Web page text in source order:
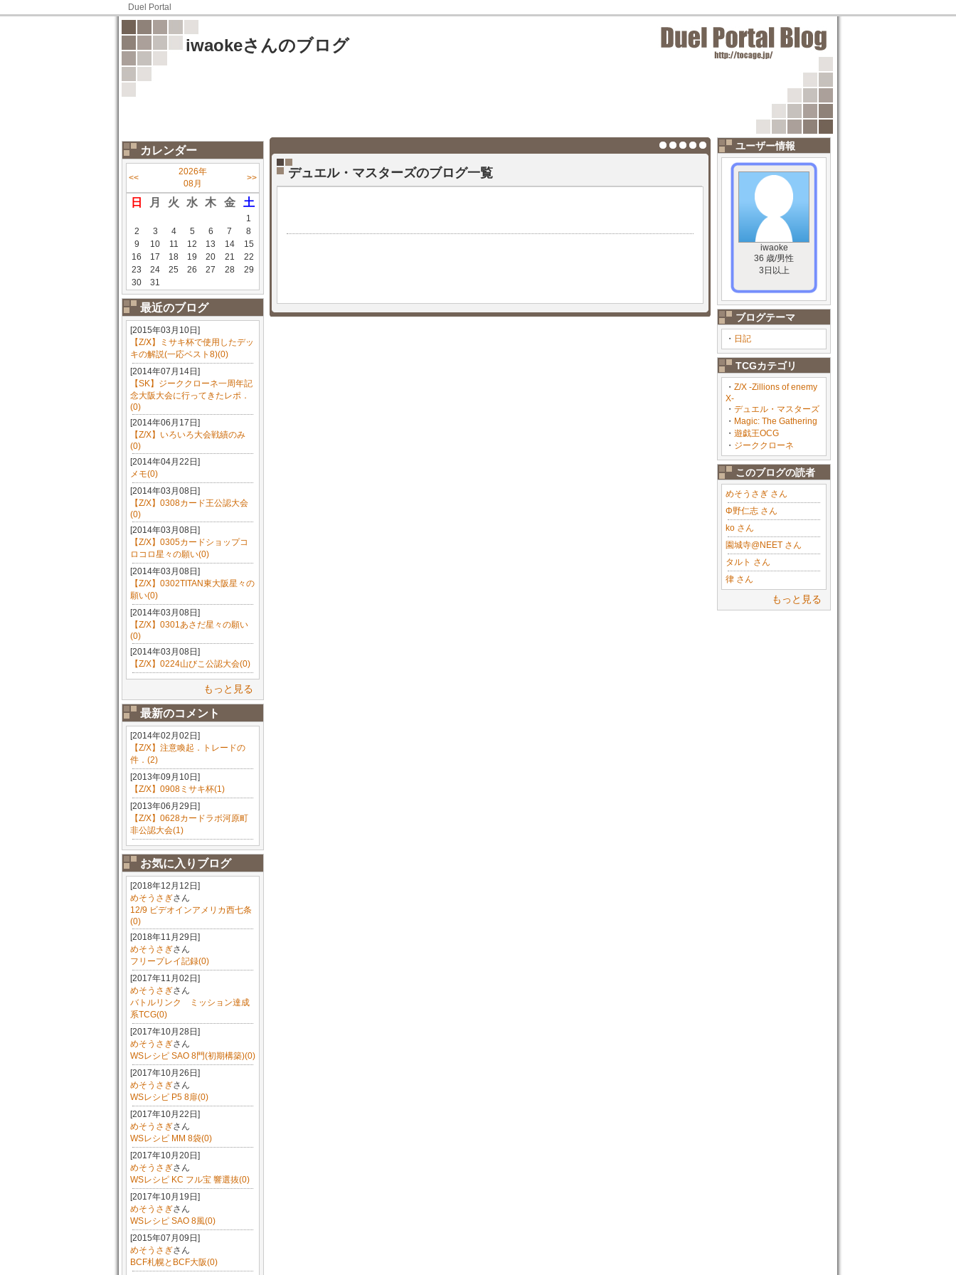
Duel Portal
iwaokeさんのブログ
カレンダー
<<
2026年
08月
>>
日 月 火 水 木 金 土
1
2
3 4 5 6 7
8
9
10 11 12 13 14
15
16
17 18 19 20 21
22
23
24 25 26 27 28
29
30
31
最近のブログ
[2015年03月10日]
【Z/Ⅹ】ミサキ杯で使用したデッ
キの解説(一応ベスト8)(0)
[2014年07月14日]
【SK】ジーククローネ一周年記
念大阪大会に行ってきたレポ．
(0)
[2014年06月17日]
【Z/X】いろいろ大会戦績のみ
(0)
[2014年04月22日]
メモ(0)
[2014年03月08日]
【Z/X】0308カード王公認大会
(0)
[2014年03月08日]
【Z/X】0305カードショップコ
ロコロ星々の願い(0)
[2014年03月08日]
【Z/X】0302TITAN東大阪星々の
願い(0)
[2014年03月08日]
【Z/X】0301あさだ星々の願い
(0)
[2014年03月08日]
【Z/X】0224山びこ公認大会(0)
もっと見る
最新のコメント
[2014年02月02日]
【Z/X】注意喚起．トレードの
件．(2)
[2013年09月10日]
【Z/X】0908ミサキ杯(1)
[2013年06月29日]
【Z/X】0628カードラボ河原町
非公認大会(1)
お気に入りブログ
[2018年12月12日]
めそうさぎさん
12/9 ビデオインアメリカ西七条
(0)
[2018年11月29日]
めそうさぎさん
フリープレイ記録(0)
[2017年11月02日]
めそうさぎさん
バトルリンク ミッション達成
系TCG(0)
[2017年10月28日]
めそうさぎさん
WSレシピ SAO 8門(初期構築)(0)
[2017年10月26日]
めそうさぎさん
WSレシピ P5 8扉(0)
[2017年10月22日]
めそうさぎさん
WSレシピ MM 8袋(0)
[2017年10月20日]
めそうさぎさん
WSレシピ KC フル宝 響選抜(0)
[2017年10月19日]
めそうさぎさん
WSレシピ SAO 8風(0)
[2015年07月09日]
めそうさぎさん
BCF札幌とBCF大阪(0)
ユーザー情報
iwaoke
36 歳/男性
3日以上
ブログテーマ
・ 日記
TCGカテゴリ
・ Z/X -Zillions of enemy
X-
・ デュエル・マスターズ
・ Magic: The Gathering
・ 遊戯王OCG
・ ジーククローネ
このブログの読者
めそうさぎ さん
Φ野仁志 さん
ko さん
園城寺@NEET さん
タルト さん
律 さん
もっと見る
デュエル・マスターズのブログ一覧